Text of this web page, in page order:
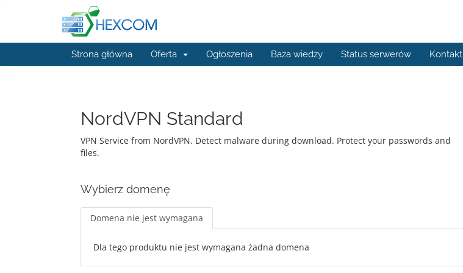
Strona główna Oferta Ogłoszenia Baza wiedzy Status serwerów Kontakt
NordVPN Standard
VPN Service from NordVPN. Detect malware during download. Protect your passwords and
files.
Wybierz domenę
Domena nie jest wymagana
Dla tego produktu nie jest wymagana żadna domena